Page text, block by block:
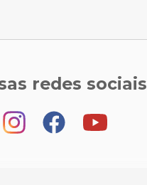
redes sociais